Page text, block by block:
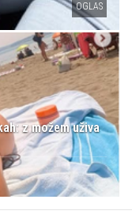
OGLAS
z možem uživa